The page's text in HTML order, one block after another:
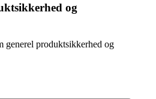
og
generel produktsikkerhed og